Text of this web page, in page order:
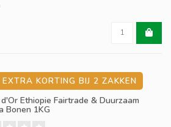
KORTING BIJ 2 ZAKKEN
Ethiopie Fairtrade & Duurzaam
Bonen 1KG